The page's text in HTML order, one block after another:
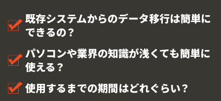
既存システムからのデータ移行は簡単に
できるの？
パソコンや業界の知識が浅くても簡単に
使える？
使用するまでの期間はどれぐらい？